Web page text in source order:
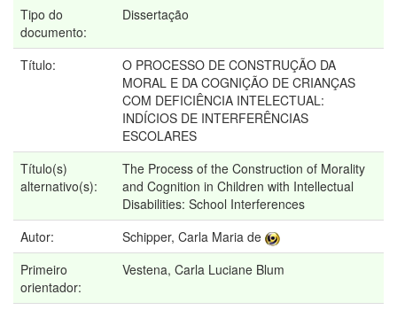
Tipo do
documento:
Dissertação
Título:
O PROCESSO DE CONSTRUÇÃO DA
MORAL E DA COGNIÇÃO DE CRIANÇAS
COM DEFICIÊNCIA INTELECTUAL:
INDÍCIOS DE INTERFERÊNCIAS
ESCOLARES
Título(s)
alternativo(s):
The Process of the Construction of Morality
and Cognition in Children with Intellectual
Disabilities: School Interferences
Autor:
Schipper, Carla Maria de
Primeiro
orientador:
Vestena, Carla Luciane Blum